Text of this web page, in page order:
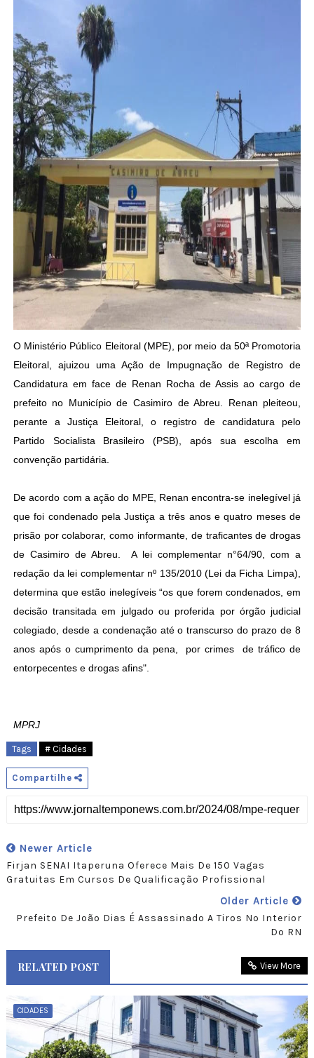
O Ministério Público Eleitoral (MPE), por meio da 50ª Promotoria
Eleitoral, ajuizou uma Ação de Impugnação de Registro de
Candidatura em face de Renan Rocha de Assis ao cargo de
prefeito no Município de Casimiro de Abreu. Renan pleiteou,
perante a Justiça Eleitoral, o registro de candidatura pelo
Partido Socialista Brasileiro (PSB), após sua escolha em
convenção partidária.
De acordo com a ação do MPE, Renan encontra-se inelegível já
que foi condenado pela Justiça a três anos e quatro meses de
prisão por colaborar, como informante, de traficantes de drogas
de Casimiro de Abreu. A lei complementar n°64/90, com a
redação da lei complementar nº 135/2010 (Lei da Ficha Limpa),
determina que estão inelegíveis “os que forem condenados, em
decisão transitada em julgado ou proferida por órgão judicial
colegiado, desde a condenação até o transcurso do prazo de 8
anos após o cumprimento da pena, por crimes de tráfico de
entorpecentes e drogas afins".
MPRJ
Tags # Cidades
Compartilhe
Newer Article
Firjan SENAI Itaperuna Oferece Mais De 150 Vagas
Gratuitas Em Cursos De Qualificação Profissional
Older Article
Prefeito De João Dias É Assassinado A Tiros No Interior
Do RN
RELATED POST View More
CIDADES